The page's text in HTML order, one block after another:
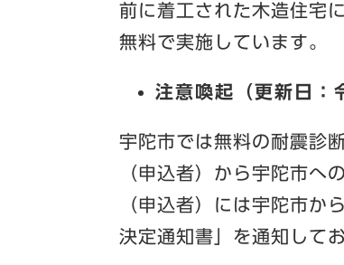
前に着工された木造住宅
無料で実施しています。
注意喚起（更新日：
宇陀市では無料の耐震診
（申込者）から宇陀市へ
（申込者）には宇陀市か
決定通知書」を通知して